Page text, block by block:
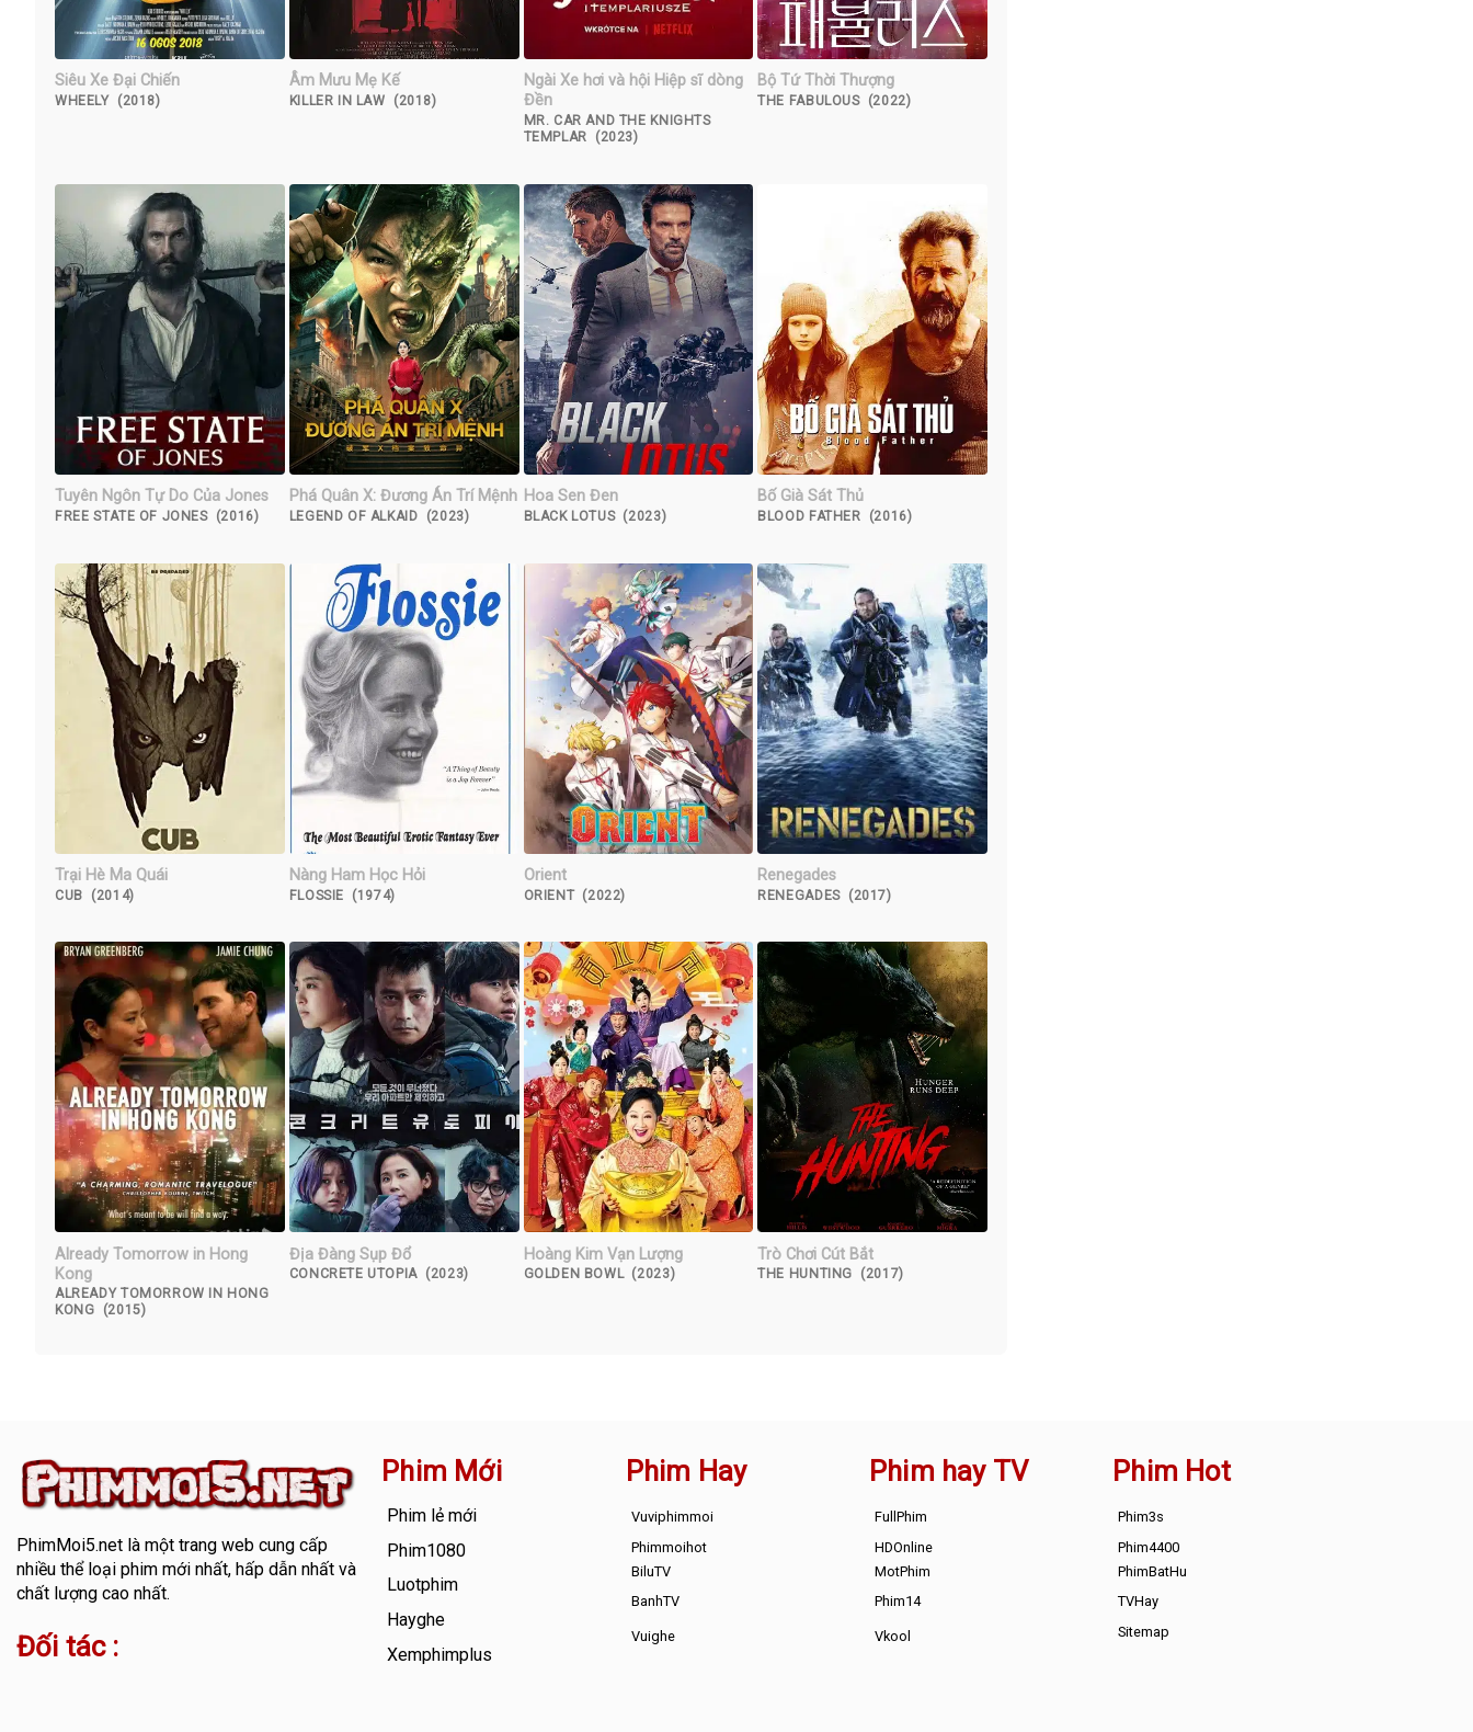
Siêu Xe Đại Chiến
WHEELY (2018)
Âm Mưu Mẹ Kế
KILLER IN LAW (2018)
Ngài Xe hơi và hội Hiệp sĩ dòng
Đền
MR. CAR AND THE KNIGHTS
TEMPLAR (2023)
Bộ Tứ Thời Thượng
THE FABULOUS (2022)
Tuyên Ngôn Tự Do Của Jones
FREE STATE OF JONES (2016)
Phá Quân X: Đương Án Trí Mệnh
LEGEND OF ALKAID (2023)
Hoa Sen Đen
BLACK LOTUS (2023)
Bố Già Sát Thủ
BLOOD FATHER (2016)
Trại Hè Ma Quái
CUB (2014)
Nàng Ham Học Hỏi
FLOSSIE (1974)
Orient
ORIENT (2022)
Renegades
RENEGADES (2017)
Already Tomorrow in Hong
Kong
ALREADY TOMORROW IN HONG
KONG (2015)
Địa Đàng Sụp Đổ
CONCRETE UTOPIA (2023)
Hoàng Kim Vạn Lượng
GOLDEN BOWL (2023)
Trò Chơi Cút Bắt
THE HUNTING (2017)
PhimMoi5.netlà một trang web cung cấp
nhiều thể loại phim mới nhất, hấp dẫn nhất và
chất lượng cao nhất.
Đối tác :
Phim Mới
Phim lẻ mới
Phim1080
Luotphim
Hayghe
Xemphimplus
Phim Hay
Vuviphimmoi
Phimmoihot
BiluTV
BanhTV
Vuighe
Phim hay TV
FullPhim
HDOnline
MotPhim
Phim14
Vkool
Phim Hot
Phim3s
Phim4400
PhimBatHu
TVHay
Sitemap